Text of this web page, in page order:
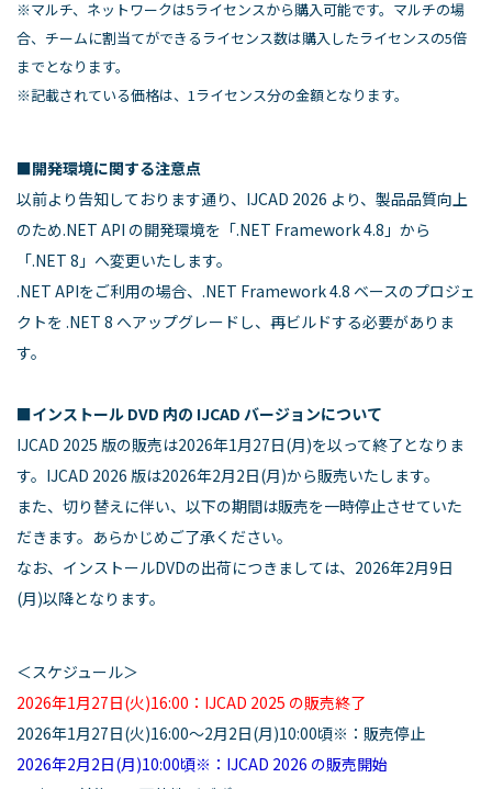
※マルチ、ネットワークは5ライセンスから購入可能です。マルチの場
合、チームに割当てができるライセンス数は購入したライセンスの5倍
までとなります。
※記載されている価格は、1ライセンス分の金額となります。
■開発環境に関する注意点
以前より告知しております通り、IJCAD 2026 より、製品品質向上
のため.NET API の開発環境を「.NET Framework 4.8」から
「.NET 8」へ変更いたします。
.NET APIをご利用の場合、.NET Framework 4.8 ベースのプロジェ
クトを .NET 8 へアップグレードし、再ビルドする必要がありま
す。
■インストール DVD 内の IJCAD バージョンについて
IJCAD 2025 版の販売は2026年1月27日(月)を以って終了となりま
す。IJCAD 2026 版は2026年2月2日(月)から販売いたします。
また、切り替えに伴い、以下の期間は販売を一時停止させていた
だきます。あらかじめご了承ください。
なお、インストールDVDの出荷につきましては、2026年2月9日
(月)以降となります。
＜スケジュール＞
2026年1月27日(火)16:00：IJCAD 2025 の販売終了
2026年1月27日(火)16:00～2月2日(月)10:00頃※：販売停止
2026年2月2日(月)10:00頃※：IJCAD 2026 の販売開始